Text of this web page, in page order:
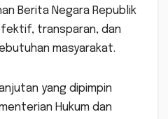
Berita Negara Republik
transparan, dan
masyarakat.
yang dipimpin
Hukum dan